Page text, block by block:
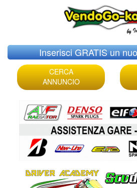
Skip
to
content
Inserisci GRATIS un
CERCA
ANNUNCIO